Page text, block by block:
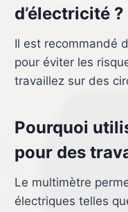
d’électricité ?
Il est recommandé
pour éviter les
travaillez sur des
Pourquoi
pour des
Le multimètre
électriques telles